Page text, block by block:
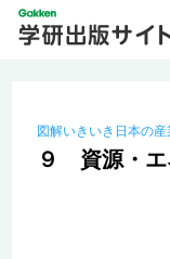
図解いきいき日本の産
９ 資源・エ